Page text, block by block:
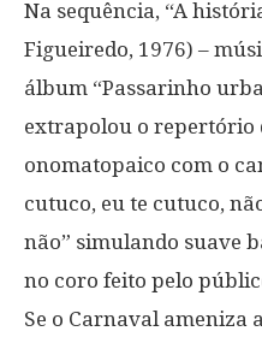
Na sequência, “A
Figueiredo, 1976) –
álbum “Passarinho
extrapolou o repertório
onomatopaico com o
cutuco, eu te cutuco,
não” simulando suave
no coro feito pelo
Se o Carnaval ameniza